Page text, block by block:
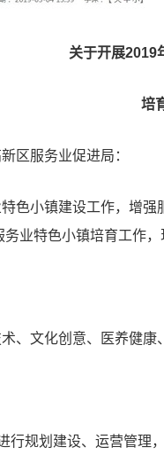
关于开展2019
培
区服务业促进局：
特色小镇建设工作，增强
业特色小镇培育工作，
、文化创意、医养健康
行规划建设、运营管理